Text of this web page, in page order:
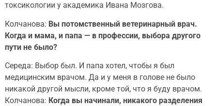
токсикологии у академика Ивана Мозгова.
Колчанова: Вы потомственный ветеринарный врач.
Когда и мама, и папа — в профессии, выбора другого
пути не было?
Середа: Выбор был. И папа хотел, чтобы я был
медицинским врачом. Да и у меня в голове не было
никакой другой мысли, кроме той, что я буду врачом.
Колчанова: Когда вы начинали, никакого разделения